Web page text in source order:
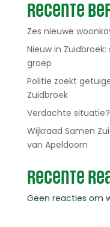
Recente
Zes nieuwe
Nieuw in
groep
Politie zoekt
Zuidbroek
Verdachte
Wijkraad Samen
van Apeldoorn
Recente
Geen reacties om